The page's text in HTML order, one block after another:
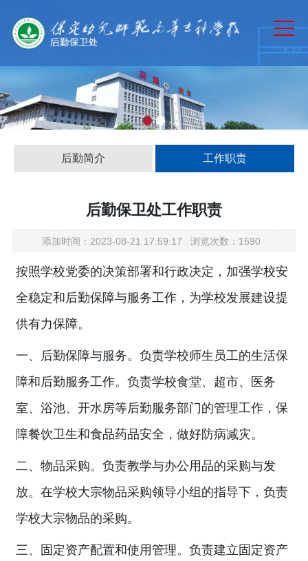
网站首页
规章制度
通知公告
资产管理
下载中心
后勤简介 工作职责
后勤保卫处工作职责
添加时间：2023-08-21 17:59:17 浏览次数：1590
按照学校党委的决策部署和行政决定，加强学校安
全稳定和后勤保障与服务工作，为学校发展建设提
供有力保障。
一、后勤保障与服务。负责学校师生员工的生活保
障和后勤服务工作。负责学校食堂、超市、医务
室、浴池、开水房等后勤服务部门的管理工作，保
障餐饮卫生和食品药品安全，做好防病减灾。
二、物品采购。负责教学与办公用品的采购与发
放。在学校大宗物品采购领导小组的指导下，负责
学校大宗物品的采购。
三、固定资产配置和使用管理。负责建立固定资产